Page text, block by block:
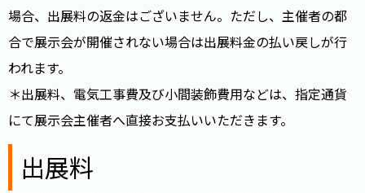
場合、出展料の返金はございません。ただし、主催者の都
合で展示会が開催されない場合は出展料金の払い戻しが行
われます。
＊出展料、電気工事費及び小間装飾費用などは、指定通貨
にて展示会主催者へ直接お支払いいただきます。
出展料